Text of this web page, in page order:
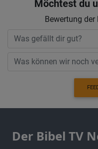
Möchtest du
Bewertung der
Der Bibel TV